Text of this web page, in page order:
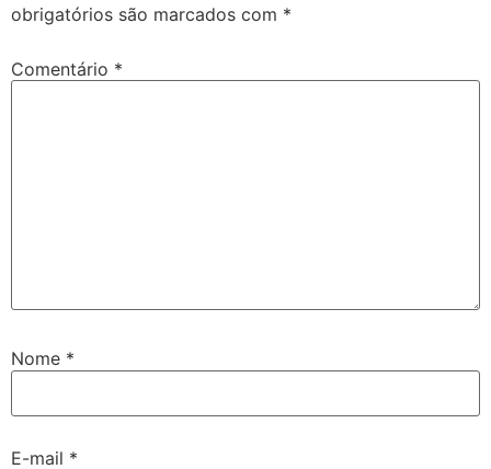
obrigatórios são marcados com *
Comentário *
Nome *
E-mail *